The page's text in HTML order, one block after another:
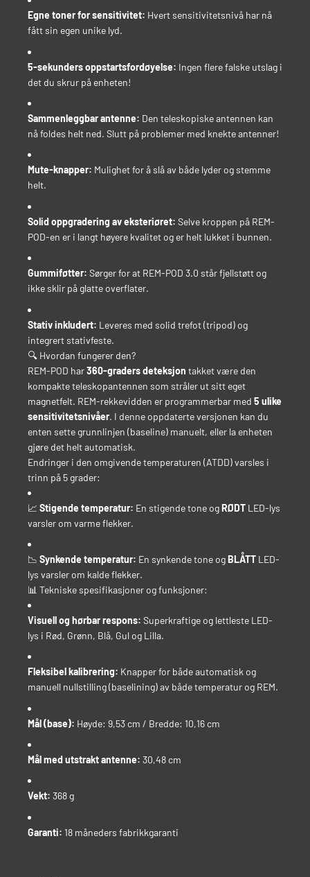
Egne toner for sensitivitet: Hvert sensitivitetsnivå har nå
fått sin egen unike lyd.
5-sekunders oppstartsfordøyelse: Ingen flere falske utslag i
det du skrur på enheten!
Sammenleggbar antenne: Den teleskopiske antennen kan
nå foldes helt ned. Slutt på problemer med knekte antenner!
Mute-knapper: Mulighet for å slå av både lyder og stemme
helt.
Solid oppgradering av eksteriøret: Selve kroppen på REM-
POD-en er i langt høyere kvalitet og er helt lukket i bunnen.
Gummiføtter: Sørger for at REM-POD 3.0 står fjellstøtt og
ikke sklir på glatte overflater.
Stativ inkludert: Leveres med solid trefot (tripod) og
integrert stativfeste.
🔍 Hvordan fungerer den?
REM-POD har360-graders deteksjon takket være den
kompakte teleskopantennen som stråler ut sitt eget
magnetfelt. REM-rekkevidden er programmerbar med 5 ulike
sensitivitetsnivåer. I denne oppdaterte versjonen kan du
enten sette grunnlinjen (baseline) manuelt, eller la enheten
gjøre det helt automatisk.
Endringer i den omgivende temperaturen (ATDD) varsles i
trinn på 5 grader:
📈 Stigende temperatur: En stigende tone ogRØDT LED-lys
varsler om varme flekker.
📉 Synkende temperatur: En synkende tone ogBLÅTT LED-
lys varsler om kalde flekker.
📊 Tekniske spesifikasjoner og funksjoner:
Visuell og hørbar respons: Superkraftige og lettleste LED-
lys i Rød, Grønn, Blå, Gul og Lilla.
Fleksibel kalibrering: Knapper for både automatisk og
manuell nullstilling (baselining) av både temperatur og REM.
Mål (base): Høyde: 9,53 cm / Bredde: 10,16 cm
Mål med utstrakt antenne: 30,48 cm
Vekt: 368 g
Garanti: 18 måneders fabrikkgaranti